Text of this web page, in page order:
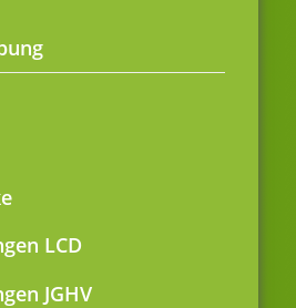
LCD
JGHV